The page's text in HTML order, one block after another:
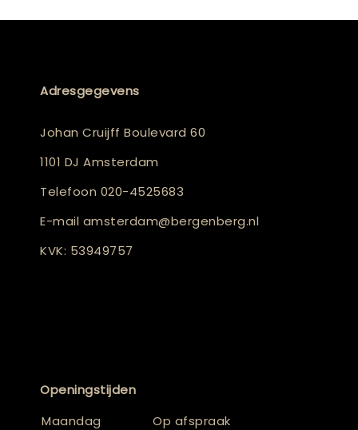
Adresgegevens
Johan Cruijff Boulevard 60
1101 DJ Amsterdam
Telefoon 020-4525683
E-mail amsterdam@bergenberg.nl
KVK: 53949757
Openingstijden
Maandag
Op afspraak